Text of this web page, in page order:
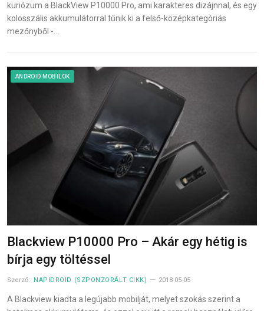
kuriózum a BlackView P10000 Pro, ami karakteres dizájnnal, és egy
kolosszális akkumulátorral tűnik ki a felső-középkategóriás
mezőnyből -…
ANDROID MOBILOK
Blackview P10000 Pro – Akár egy hétig is
bírja egy töltéssel
Szerző: NAPIDROID (SZPONZORÁLT CIKK) 2018-05-05
A Blackview kiadta a legújabb mobilját, melyet szokás szerint a